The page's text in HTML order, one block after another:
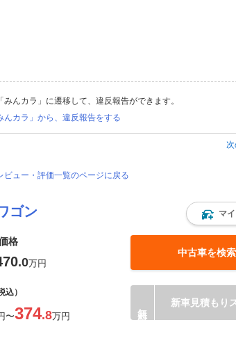
んカラ」に遷移して、違反報告ができます。
んカラ」から、違反報告をする
ュー・評価一覧のページに戻る
ゴン マ
格
.0万円
中古車を検索
込）
〜374.8万円
新車見積もり